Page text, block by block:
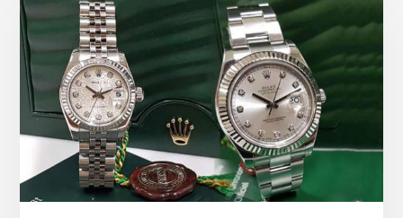
押
借
款
非
本
地
人
大
小
金